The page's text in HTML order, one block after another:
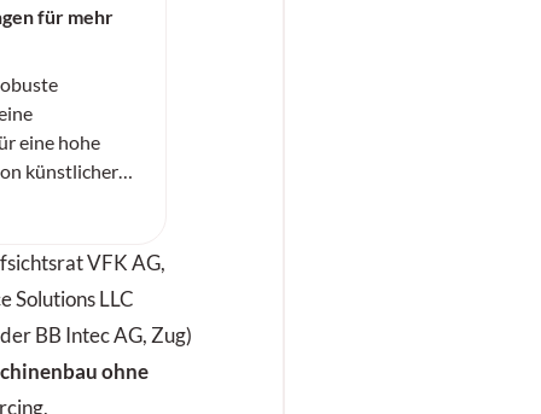
für mehr
eine hohe
künstlicher
VFK AG,
Solutions LLC
BB Intec AG, Zug)
ohne